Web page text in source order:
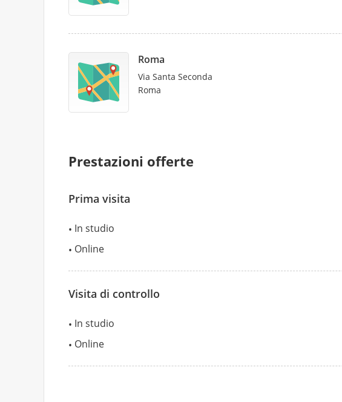
Roma
Via Santa Seconda
Roma
Prestazioni offerte
Prima visita
In studio
Online
Visita di controllo
In studio
Online